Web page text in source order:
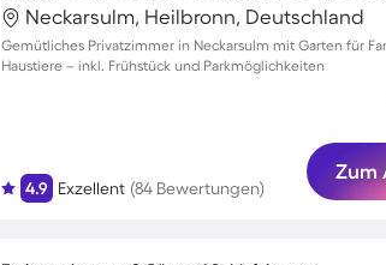
Neckarsulm, Heilbronn, Deutschland
Gemütliches Privatzimmer in Neckarsulm mit Garten für
Haustiere – inkl. Frühstück und Parkmöglichkeiten
4.9 Exzellent (84 Bewertungen)
Zum